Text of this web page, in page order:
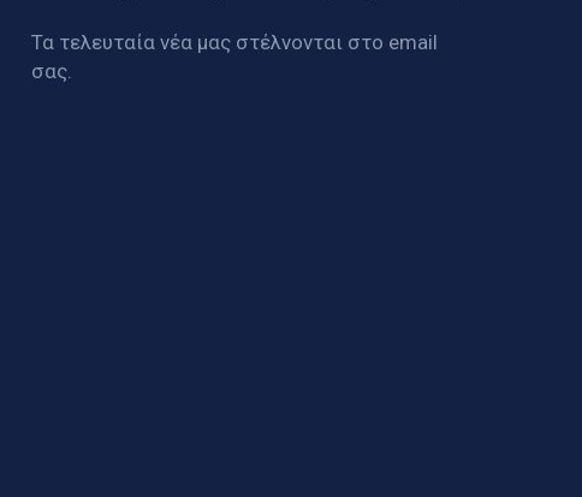
Τα τελευταία νέα μας στέλνονται στο email
σας.